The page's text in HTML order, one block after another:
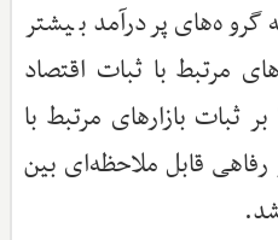
پردرآمد بیشتر
مرتبط با ثبات اقتصاد
ثبات بازارهای مرتبط با
رفاهی قابل ‌ملاحظه‌ای بین